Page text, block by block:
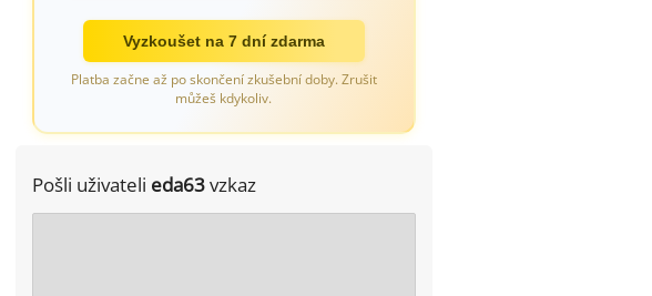
Vyzkoušet na 7 dní zdarma
Platba začne až po skončení zkušební doby. Zrušit
můžeš kdykoliv.
Pošli uživateli eda63vzkaz